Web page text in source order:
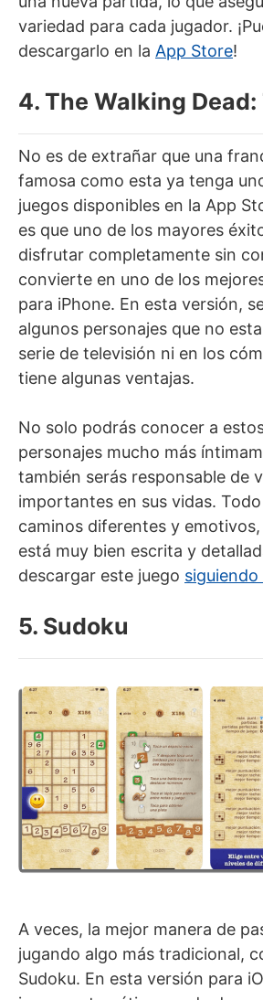
variedad para cada jugador.
descargarlo en la App Store!
4. The Walking Dead:
No es de extrañar que una
famosa como esta ya tenga
juegos disponibles en la App
es que uno de los mayores
disfrutar completamente sin
convierte en uno de los
para iPhone. En esta versión,
algunos personajes que no
serie de televisión ni en los
tiene algunas ventajas.
No solo podrás conocer a
personajes mucho más
también serás responsable de
importantes en sus vidas.
caminos diferentes y
está muy bien escrita y
descargar este juego
5. Sudoku
A veces, la mejor manera de
jugando algo más tradicional,
Sudoku. En esta versión para